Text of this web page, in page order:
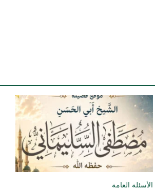
الأسئلة العامة